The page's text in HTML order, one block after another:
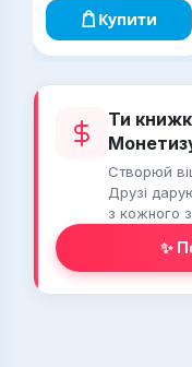
Купити
Ти
Створюй
Друзі
з кожного
✨